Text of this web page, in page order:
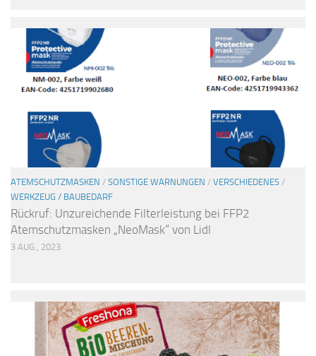
ATEMSCHUTZMASKEN / SONSTIGE WARNUNGEN / VERSCHIEDENES /
WERKZEUG / BAUBEDARF
Rückruf: Unzureichende Filterleistung bei FFP2
Atemschutzmasken „NeoMask“ von Lidl
3 AUG., 2023